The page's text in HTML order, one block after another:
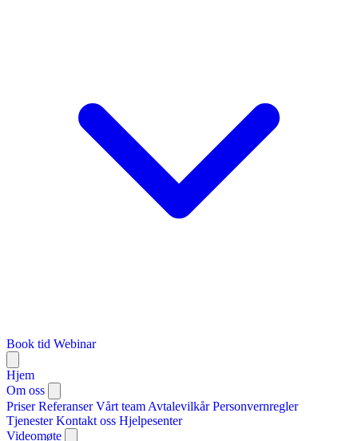
Book tid Webinar
Hjem
Om oss
Priser Referanser Vårt team Avtalevilkår Personvernregler
Tjenester Kontakt oss Hjelpesenter
Videomøte